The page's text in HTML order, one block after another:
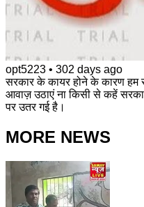
opt5223 • 302 days ago
सरकार के कायर होने के कारण हम
आवाज़ उठाएं ना किसी से कहें
पर उतर गई है।
MORE NEWS